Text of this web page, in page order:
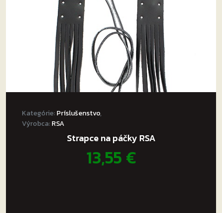
Kategórie:Príslušenstvo,
Výrobca:RSA
Strapce na páčky RSA
13,55€